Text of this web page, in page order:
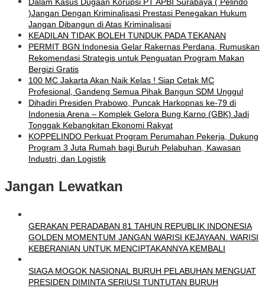
)Jangan Dengan Kriminalisasi Prestasi Penegakan Hukum
Jangan Dibangun di Atas Kriminalisasi
KEADILAN TIDAK BOLEH TUNDUK PADA TEKANAN
PERMIT BGN Indonesia Gelar Rakernas Perdana, Rumuskan
Rekomendasi Strategis untuk Penguatan Program Makan
Bergizi Gratis
100 MC Jakarta Akan Naik Kelas ! Siap Cetak MC
Profesional, Gandeng Semua Pihak Bangun SDM Unggul
Dihadiri Presiden Prabowo, Puncak Harkopnas ke-79 di
Indonesia Arena – Komplek Gelora Bung Karno (GBK) Jadi
Tonggak Kebangkitan Ekonomi Rakyat
KOPPELINDO Perkuat Program Perumahan Pekerja, Dukung
Program 3 Juta Rumah bagi Buruh Pelabuhan, Kawasan
Industri, dan Logistik
Jangan Lewatkan
GERAKAN PERADABAN 81 TAHUN REPUBLIK INDONESIA
GOLDEN MOMENTUM JANGAN WARISI KEJAYAAN. WARISI
KEBERANIAN UNTUK MENCIPTAKANNYA KEMBALI
SIAGA MOGOK NASIONAL BURUH PELABUHAN MENGUAT
PRESIDEN DIMINTA SERIUSI TUNTUTAN BURUH